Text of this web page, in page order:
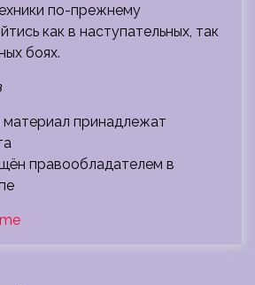
по-прежнему
как в наступательных, так
боях.
принадлежат
правообладателем в